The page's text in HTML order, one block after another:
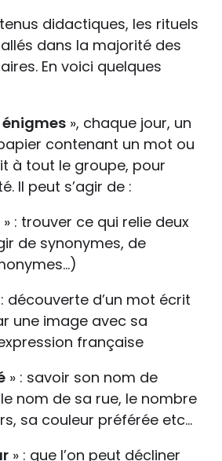
didactiques, les rituels
dans la majorité des
En voici quelques
», chaque jour, un
contenant un mot ou
à tout le groupe, pour
Il peut s’agir de :
» : trouver ce qui relie deux
de synonymes, de
: découverte d’un mot écrit
une image avec sa
française
» : savoir son nom de
nom de sa rue, le nombre
sa couleur préférée etc…
» : que l’on peut décliner